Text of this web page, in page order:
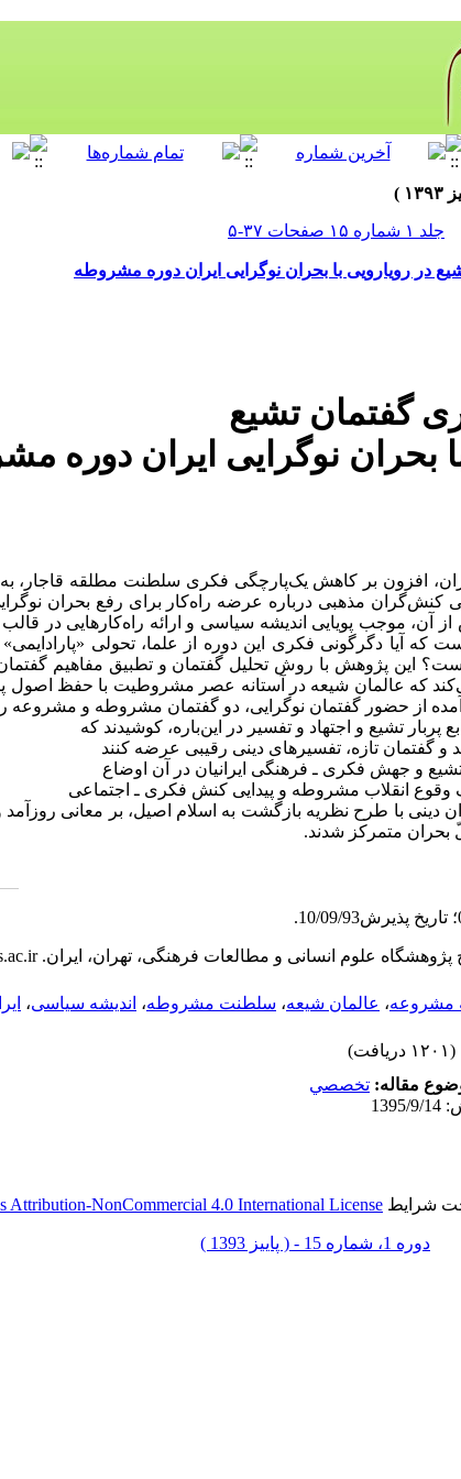
جلد ۱ شماره ۱۵ صفحات ۳۷-۵
در رویارویی با بحران نوگرایی ایران دوره مشروطه
گفتمان تشیع
بحران نوگرایی ایران دوره
افزون بر کاهش یک‌پارچگی فکری سلطنت مطلقه قاجار، به
کنش‌گران مذهبی درباره عرضه راه‌کار برای رفع بحران
موجب پویایی اندیشه‌ سیاسی و ارائه راه‌کارهایی در
آیا دگرگونی فکری این دوره از علما، تحولی «پارادایمی»
این پژوهش با روش تحلیل گفتمان و تطبیق مفاهیم گفتمان
که عالمان شیعه در آستانه عصر مشروطیت با حفظ اصول
از حضور گفتمان نوگرایی، دو گفتمان مشروطه و مشروعه
پربار تشیع و اجتهاد و تفسیر در این‌باره، کوشیدند که
و گفتمان تازه، تفسیرهای دینی رقیبی عرضه کنند
و جهش فکری ـ فرهنگی ایرانیان در آن اوضاع
وقوع انقلاب مشروطه و پیدایی کنش فکری ـ اجتماعی
با طرح نظریه بازگشت به اسلام اصیل، بر معانی روزآمد
بحران متمرکز شدند.
پژوهشگاه علوم انسانی و مطالعات فرهنگی، تهران، ایران.
مشروعه، عالمان شیعه، سلطنت مشروطه، اندیشه سیاسی،
(۱۲۰۱ دریافت)
مقاله: تخصصي
شرایط Attribution-NonCommercial 4.0 International License
دوره 1، شماره 15 - ( پاییز 1393 )